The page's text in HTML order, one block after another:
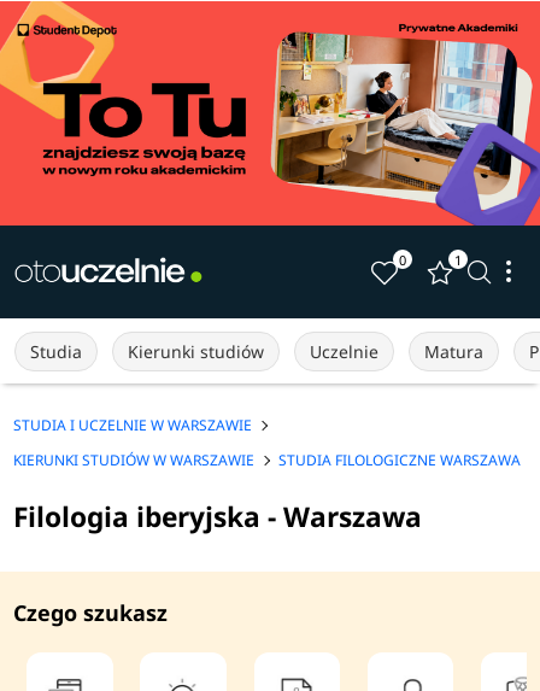
0 1
Studia Kierunki studiów Uczelnie Matura
STUDIA I UCZELNIE W WARSZAWIE
KIERUNKI STUDIÓW W WARSZAWIE
STUDIA FILOLOGICZNE WARSZAWA
Filologia iberyjska - Warszawa
Czego szukasz